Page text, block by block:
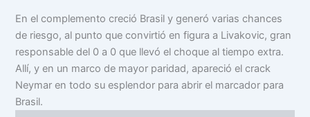
En el complemento creció Brasil y generó varias chances
de riesgo, al punto que convirtió en figura a Livakovic, gran
responsable del 0 a 0 que llevó el choque al tiempo extra.
Allí, y en un marco de mayor paridad, apareció el crack
Neymar en todo su esplendor para abrir el marcador para
Brasil.